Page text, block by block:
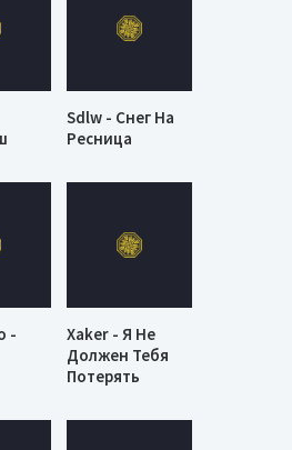
Sdlw - Снег На
Ресница
-
Xaker - Я Не
Должен Тебя
Потерять